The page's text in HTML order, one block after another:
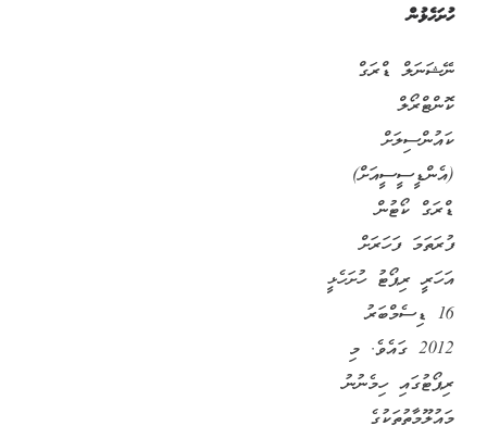
ހުށަހެޅުން
ނޭޝަނަލް ޑްރަގް
ކޮންޓްރޯލް
ކައުންސިލަށް
(އެންޑީސީސީއަށް)
ޑްރަގް ކޯޓުން
ފުރަތަމަ ފަހަރަށް
އަހަރީ ރިޕޯޓު ހުށަހެޅީ
16 ޑިސެމްބަރު
2012 ގައެވެ. މި
ރިޕޯޓުގައި ހިމެނުނު
މައުލޫމާތުތަކުގެ